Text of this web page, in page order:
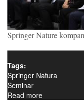
Springer Nature
Tags:
Springer Natura
Seminar
Read more